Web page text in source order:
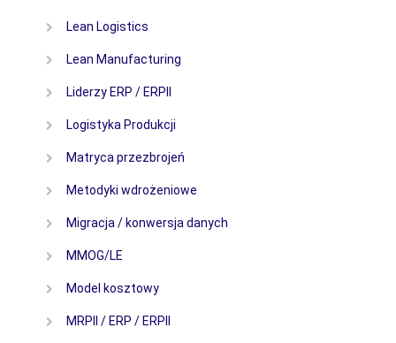
Lean Logistics
Lean Manufacturing
Liderzy ERP / ERPII
Logistyka Produkcji
Matryca przezbrojeń
Metodyki wdrożeniowe
Migracja / konwersja danych
MMOG/LE
Model kosztowy
MRPII / ERP / ERPII